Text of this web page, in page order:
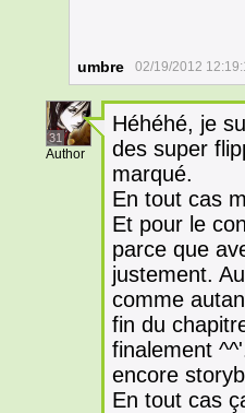
umbre 02/19/2012
31
Author
Héhéhé, je
des super
marqué.
En tout cas
Et pour le
parce que
justement.
comme
fin du
finalement
encore
En tout cas